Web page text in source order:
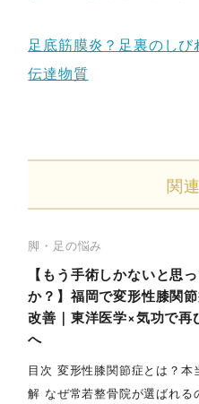
足底筋膜炎？足裏のし
伝達物質
関
脚・足の悩み
【もう手術しかないと思
か？】福岡で変形性膝関
改善｜東洋医学×気功で再
へ
目次 変形性膝関節症とは？本
解 なぜ常若整骨院が選ばれる